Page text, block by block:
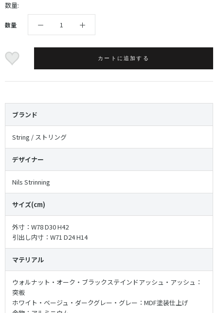
数量:
数量
カートに追加する
ブランド
String / ストリング
デザイナー
Nils Strinning
サイズ(cm)
外寸：W78 D30 H42
引出し内寸：W71 D24 H14
マテリアル
ウォルナット・オーク・ブラックステインドアッシュ・アッシュ：
突板
ホワイト・ベージュ・ダークグレー・グレー：MDF塗装仕上げ